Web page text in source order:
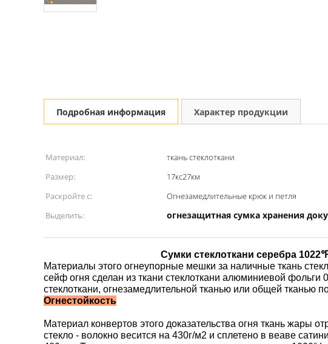
Подробная информация Характер продукции
Материал: ткань стеклоткани
Размер:
17кс27км
Раскройте с:
Огнезамедлительные крюк и петля
Выделить:
огнезащитная сумка хранения
Сумки стеклоткани серебра
Материалы этого огнеупорные мешки за наличные ткань
сейф огня сделан из ткани стеклоткани алюминиевой
стеклоткани, огнезамедлительной тканью или общей тканью
Огнестойкость
Материал конвертов этого доказательства огня ткань жары
стекло - волокно весится на 430г/м2 и сплетено в веаве